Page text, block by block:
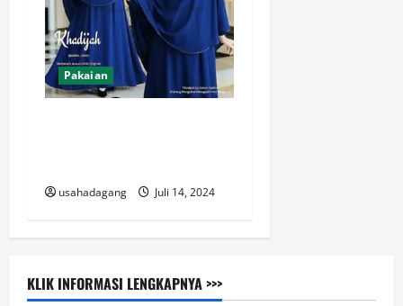
Pakaian
usahadagang Juli 14, 2024
KLIK INFORMASI LENGKAPNYA >>>